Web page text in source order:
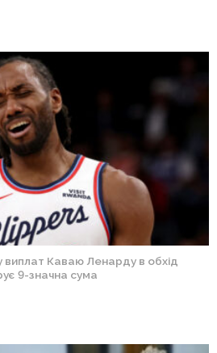
Каваю Ленарду в обхід
9-значна сума